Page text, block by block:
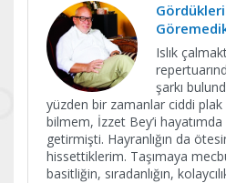
Islık
şarkı
yüzden bir zamanlar ciddi plak
bilmem, İzzet Bey’i
getirmişti. Hayranlığın da
hissettiklerim. Taşımaya
basitliğin, sıradanlığın,